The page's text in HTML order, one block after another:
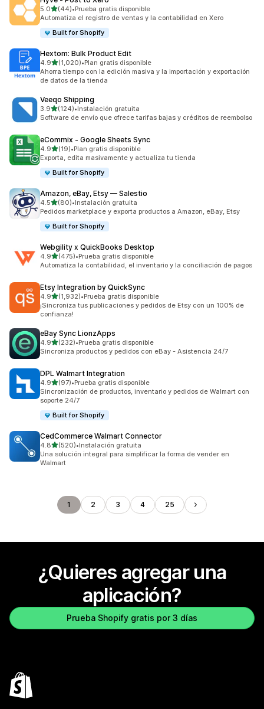
5.0de 5 estrellas
(44)
44 reseñas en total
•Prueba gratis disponible
Automatiza el registro de ventas y la contabilidad en Xero
Built for Shopify
Hextom: Bulk Product Edit
4.9de 5 estrellas
(1,020)
1020 reseñas en total
•Plan gratis disponible
Ahorra tiempo con la edición masiva y la importación y exportación
de datos de la tienda
Veeqo Shipping
3.9de 5 estrellas
(124)
124 reseñas en total
•Instalación gratuita
Software de envío que ofrece tarifas bajas y créditos de reembolso
eCommix ‑ Google Sheets Sync
4.9de 5 estrellas
(19)
19 reseñas en total
•Plan gratis disponible
Exporta, edita masivamente y actualiza tu tienda
Built for Shopify
Amazon, eBay, Etsy — Salestio
4.5de 5 estrellas
(80)
80 reseñas en total
•Instalación gratuita
Pedidos marketplace y exporta productos a Amazon, eBay, Etsy
Built for Shopify
Webgility x QuickBooks Desktop
4.9de 5 estrellas
(475)
475 reseñas en total
•Prueba gratis disponible
Automatiza la contabilidad, el inventario y la conciliación de pagos
Etsy Integration by QuickSync
4.9de 5 estrellas
(1,932)
1932 reseñas en total
•Prueba gratis disponible
¡Sincroniza tus publicaciones y pedidos de Etsy con un 100% de
confianza!
eBay Sync LionzApps
4.9de 5 estrellas
(232)
232 reseñas en total
•Prueba gratis disponible
Sincroniza productos y pedidos con eBay - Asistencia 24/7
DPL Walmart Integration
4.9de 5 estrellas
(97)
97 reseñas en total
•Prueba gratis disponible
Sincronización de productos, inventario y pedidos de Walmart con
soporte 24/7
Built for Shopify
CedCommerce Walmart Connector
4.8de 5 estrellas
(520)
520 reseñas en total
•Instalación gratuita
Una solución integral para simplificar la forma de vender en
Walmart
1 2 3 4 25
¿Quieres agregar una
aplicación?
Prueba Shopify gratis por 3 días